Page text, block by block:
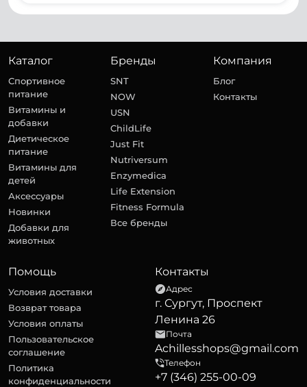
Каталог
Спортивное
питание
Витамины и
добавки
Диетическое
питание
Витамины для
детей
Аксессуары
Новинки
Добавки для
животных
Бренды
SNT
NOW
USN
ChildLife
Just Fit
Nutriversum
Enzymedica
Life Extension
Fitness Formula
Все бренды
Компания
Блог
Контакты
Помощь
Условия доставки
Возврат товара
Условия оплаты
Пользовательское
соглашение
Политика
конфиденциальности
Контакты
Адрес
г. Сургут, Проспект
Ленина 26
Почта
Achillesshops@gmail.com
Телефон
+7 (346) 255-00-09